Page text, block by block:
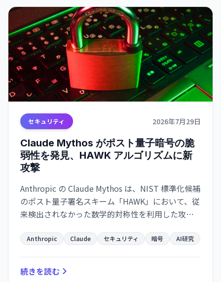
セキュリティ 2026年7月29日
Claude Mythos がポスト量子暗号の脆
弱性を発見、HAWK アルゴリズムに新
攻撃
Anthropic の Claude Mythos は、NIST 標準化候補
のポスト量子署名スキーム「HAWK」において、従
来検出されなかった数学的対称性を利用した攻撃
る暗号基盤の脆弱性を AI が指摘した衝撃。
Anthropic Claude セキュリティ 暗号 AI研究
続きを読む